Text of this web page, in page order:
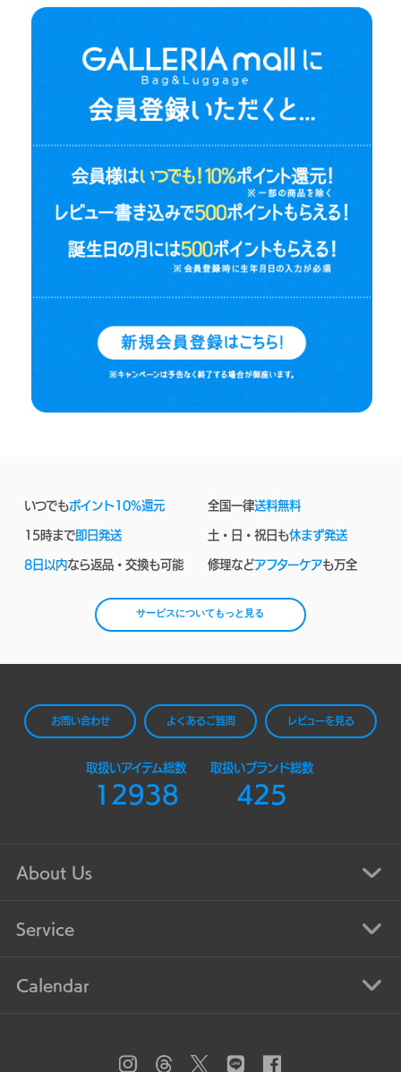
いつでもポイント10%還元 全国一律送料無料
15時まで即日発送 土・日・祝日も休まず発送
8日以内なら返品・交換も可能 修理などアフターケアも万全
サービスについてもっと見る
お問い合わせ よくあるご質問 レビューを見る
取扱いアイテム総数
12938
取扱いブランド総数
425
About Us
Service
Calendar